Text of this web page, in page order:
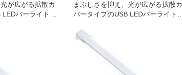
が広がる拡散カ
バーライトで
まぶしさを抑え、光が広がる拡散カ
バータイプのUSB LEDバーライトで